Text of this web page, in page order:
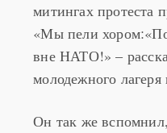
митингах протеста
«Мы пели
вне НАТО!» –
молодежного
Он так же